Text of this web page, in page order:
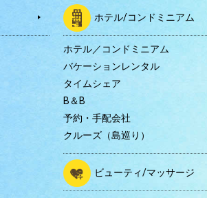
ホテル/コンドミニアム
ホテル／コンドミニアム
バケーションレンタル
タイムシェア
B＆B
予約・手配会社
クルーズ（島巡り）
ビューティ/マッサージ